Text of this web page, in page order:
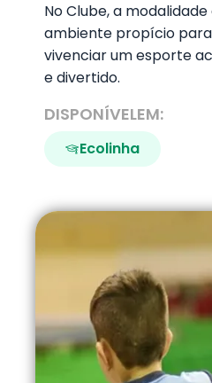
No Clube, a
ambiente propício
vivenciar um esporte
e divertido.
DISPONÍVELEM:
Ecolinha